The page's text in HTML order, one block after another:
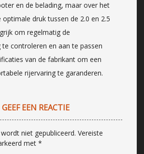
en de belading, maar over het
druk tussen de 2.0 en 2.5
om regelmatig de
te controleren en aan te passen
van de fabrikant om een
rijervaring te garanderen.
GEEF EEN REACTIE
niet gepubliceerd. Vereiste
met *